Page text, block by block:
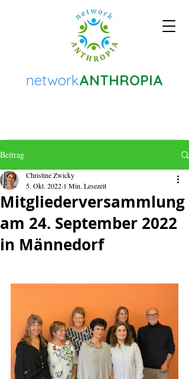
networkANTHROPIA
Beitrag
Mitgliederversammlung
am 24. September 2022
in Männedorf
Christine Zwicky
5. Okt. 2022 1 Min. Lesezeit